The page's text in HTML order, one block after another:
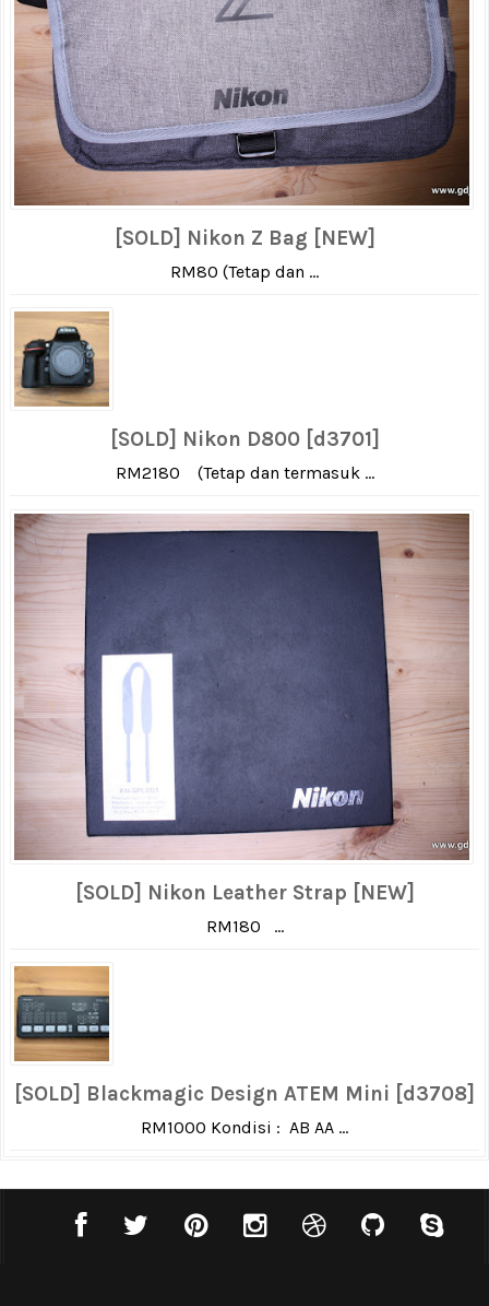
[SOLD] Nikon Z Bag [NEW]
RM80 (Tetap dan ...
[SOLD] Nikon D800 [d3701]
RM2180 (Tetap dan termasuk ...
[SOLD] Nikon Leather Strap [NEW]
RM180 ...
[SOLD] Blackmagic Design ATEM Mini [d3708]
RM1000 Kondisi : AB AA ...